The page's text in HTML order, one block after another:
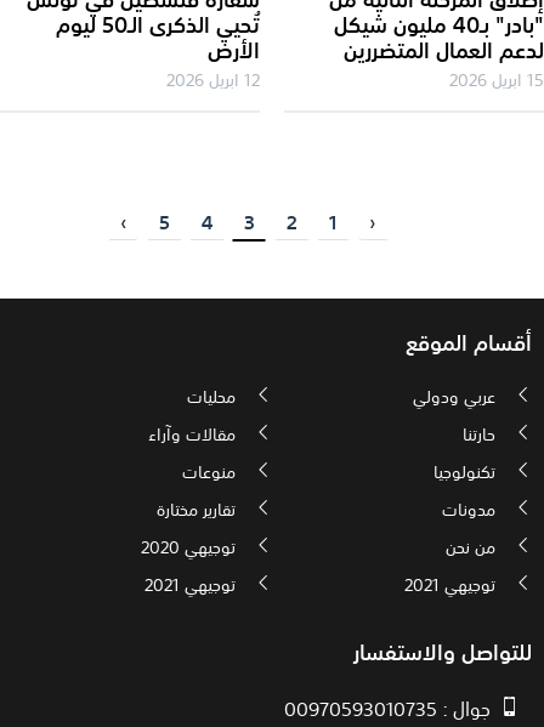
"بادر" بـ40 مليون شيكل
العمال المتضررين
تُحيي الذكرى الـ50 ليوم
الأرض
12 ابريل 2026
أقسام الموقع
عربي ودولي
محليات
حارتنا
مقالات وآراء
تكنولوجيا
منوعات
مدونات
تقارير مختارة
من نحن
توجيهي 2020
توجيهي 2021
توجيهي 2021
للتواصل والاستفسار
جوال : 00970593010735